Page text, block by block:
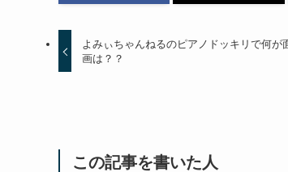
よみぃちゃんねるのピアノドッキリで何が
画は？？
この記事を書いた人